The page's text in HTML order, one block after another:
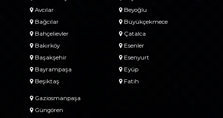
Avcılar
Bağcılar
Bahçelievler
Bakırköy
Başakşehir
Bayrampaşa
Beşiktaş
Beyoğlu
Büyükçekmece
Çatalca
Esenler
Esenyurt
Eyüp
Fatih
Gaziosmanpaşa
Güngören